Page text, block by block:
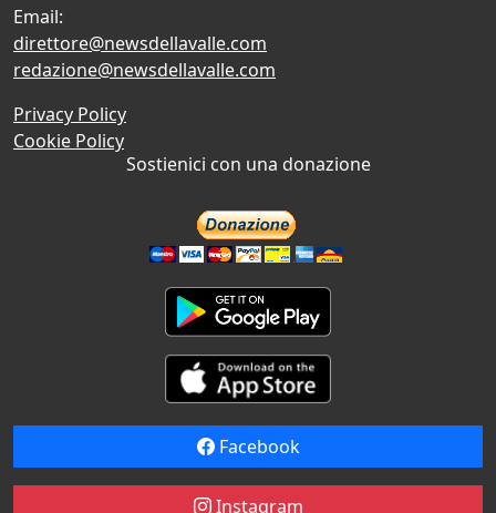
Email:
direttore@newsdellavalle.com
redazione@newsdellavalle.com
Privacy Policy
Cookie Policy
Sostienici con una donazione
Facebook
Instagram